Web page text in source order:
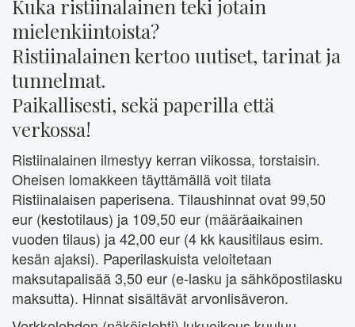
Kuka ristiinalainen teki jotain
mielenkiintoista?
Ristiinalainen kertoo uutiset, tarinat ja
tunnelmat.
Paikallisesti, sekä paperilla että
verkossa!
Ristiinalainen ilmestyy kerran viikossa, torstaisin.
Oheisen lomakkeen täyttämällä voit tilata
Ristiinalaisen paperisena. Tilaushinnat ovat 99,50
eur (kestotilaus) ja 109,50 eur (määräaikainen
vuoden tilaus) ja 42,00 eur (4 kk kausitilaus esim.
kesän ajaksi). Paperilaskuista veloitetaan
maksutapalisää 3,50 eur (e-lasku ja sähköpostilasku
maksutta). Hinnat sisältävät arvonlisäveron.